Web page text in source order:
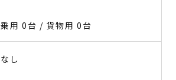
乗用 0台 / 貨物用 0台
なし